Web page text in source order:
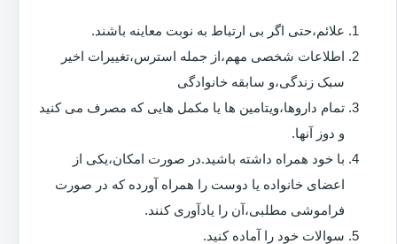
علائم،حتی اگر بی ارتباط به نوبت معاینه باشند.
اطلاعات شخصی مهم،از جمله استرس،تغییرات اخیر
سبک زندگی،و سابقه خانوادگی
تمام داروها،ویتامین ها یا مکمل هایی که مصرف می کنید
و دوز آنها.
با خود همراه داشته باشید.در صورت امکان،یکی از
اعضای خانواده یا دوست را همراه آورده که در صورت
فراموشی مطلبی،آن را یادآوری کنند.
سوالات خود را آماده کنید.